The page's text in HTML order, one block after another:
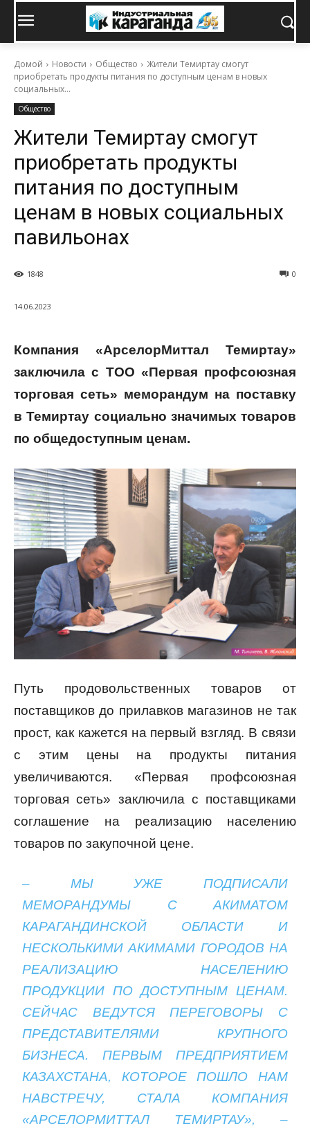
Домой Новости Общество
Жители Темиртау смогут
приобретать продукты питания по доступным ценам в новых
социальных...
Общество
Жители Темиртау смогут
приобретать продукты
питания по доступным
ценам в новых социальных
павильонах
0
1848
14.06.2023
Компания «АрселорМиттал Темиртау»
заключила с ТОО «Первая профсоюзная
торговая сеть» меморандум на поставку
в Темиртау социально значимых товаров
по общедоступным ценам.
Путь продовольственных товаров от
поставщиков до прилавков магазинов не так
прост, как кажется на первый взгляд. В связи
с этим цены на продукты питания
увеличиваются. «Первая профсоюзная
торговая сеть» заключила с поставщиками
соглашение на реализацию населению
товаров по закупочной цене.
– МЫ УЖЕ ПОДПИСАЛИ
МЕМОРАНДУМЫ С АКИМАТОМ
КАРАГАНДИНСКОЙ ОБЛАСТИ И
НЕСКОЛЬКИМИ АКИМАМИ ГОРОДОВ НА
РЕАЛИЗАЦИЮ НАСЕЛЕНИЮ
ПРОДУКЦИИ ПО ДОСТУПНЫМ ЦЕНАМ.
СЕЙЧАС ВЕДУТСЯ ПЕРЕГОВОРЫ С
ПРЕДСТАВИТЕЛЯМИ КРУПНОГО
БИЗНЕСА. ПЕРВЫМ ПРЕДПРИЯТИЕМ
КАЗАХСТАНА, КОТОРОЕ ПОШЛО НАМ
НАВСТРЕЧУ, СТАЛА КОМПАНИЯ
«АРСЕЛОРМИТТАЛ ТЕМИРТАУ», –